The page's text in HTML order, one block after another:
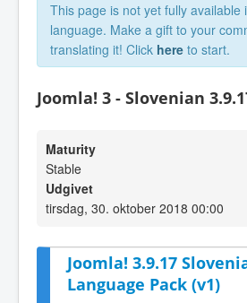
This page is not yet fully available
language. Make a gift to your
translating it! Click here to start.
Joomla! 3 - Slovenian
Maturity
Stable
Udgivet
tirsdag, 30. oktober 2018 00:00
Joomla! 3.9.17
Language Pack (v1)